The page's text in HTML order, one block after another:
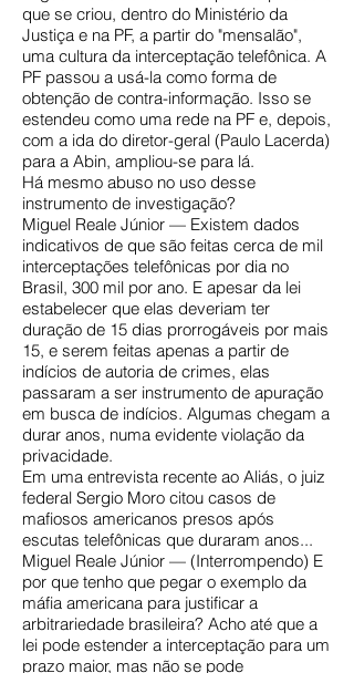
que se criou, dentro do Ministério da
Justiça e na PF, a partir do "mensalão",
uma cultura da interceptação telefônica. A
PF passou a usá-la como forma de
obtenção de contra-informação. Isso se
estendeu como uma rede na PF e, depois,
com a ida do diretor-geral (Paulo Lacerda)
para a Abin, ampliou-se para lá.
Há mesmo abuso no uso desse
instrumento de investigação?
Miguel Reale Júnior — Existem dados
indicativos de que são feitas cerca de mil
interceptações telefônicas por dia no
Brasil, 300 mil por ano. E apesar da lei
estabelecer que elas deveriam ter
duração de 15 dias prorrogáveis por mais
15, e serem feitas apenas a partir de
indícios de autoria de crimes, elas
passaram a ser instrumento de apuração
em busca de indícios. Algumas chegam a
durar anos, numa evidente violação da
privacidade.
Em uma entrevista recente ao Aliás, o juiz
federal Sergio Moro citou casos de
mafiosos americanos presos após
escutas telefônicas que duraram anos...
Miguel Reale Júnior — (Interrompendo) E
por que tenho que pegar o exemplo da
máfia americana para justificar a
arbitrariedade brasileira? Acho até que a
lei pode estender a interceptação para um
prazo maior, mas não se pode